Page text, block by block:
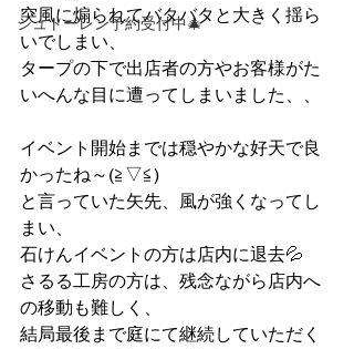
シュトーレン予約受付中🎄
突風に煽られてバタバタと大きく揺ら
いでしまい、
タープの下で出店者の方やお客様がた
いへんな目に遭ってしまいました、、
イベント開始までは穏やかな好天で良
かったね～(≧▽≦)
と言っていた矢先、風が強くなってし
まい、
石けんイベントの方は店内に退去💦
さるる工房の方は、残念ながら店内へ
の移動も難しく、
結局最後まで庭にて継続していただく